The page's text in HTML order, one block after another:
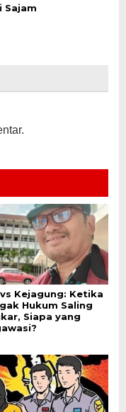
Sajam
Kejagung: Ketika
Hukum Saling
Siapa yang